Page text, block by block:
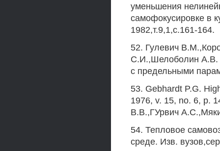
уменьшения
самофокусировке в
1982,т.9,1,с.161-164.
52. Гулевич
С.И.,Шелоболин А.В.
с предельными
53. Gebhardt P.G.
1976, v. 15, no. 6, p.
В.В.,ГУрвич
54. Тепловое
среде. Изв.